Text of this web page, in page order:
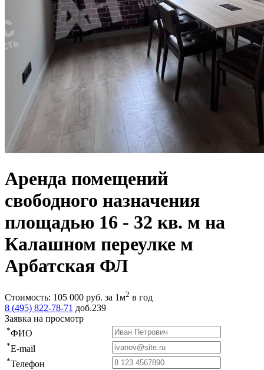
Аренда помещений
свободного назначения
площадью 16 - 32 кв. м на
Калашном переулке м
Арбатская ФЛ
Стоимость: 105 000 руб. за 1м2 в год
8 (495) 822-78-71 доб.239
Заявка на просмотр
*ФИО
*E-mail
*Телефон